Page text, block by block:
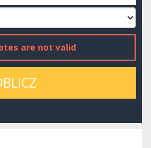
are not valid